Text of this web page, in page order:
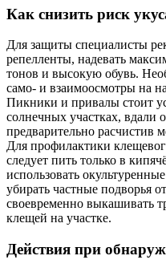
Как снизить риск
Для защиты специалисты
репелленты, надевать
тонов и высокую обувь.
само- и взаимоосмотры на
Пикники и привалы стоит
солнечных участках, вдали
предварительно расчистив
Для профилактики
следует пить только в
использовать
убирать частные подворья
своевременно выкашивать
клещей на участке.
Действия при